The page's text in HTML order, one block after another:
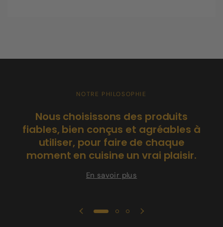
NOTRE PHILOSOPHIE
Nous choisissons des produits
fiables, bien conçus et agréables à
utiliser, pour faire de chaque
moment en cuisine un vrai plaisir.
En savoir plus